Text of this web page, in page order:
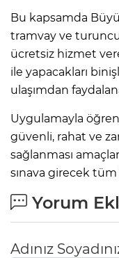
Bu kapsamda
tramvay ve
ücretsiz hizmet
ile yapacakları
ulaşımdan
Uygulamayla
güvenli, rahat ve
sağlanması
sınava girecek
Yorum
Adınız